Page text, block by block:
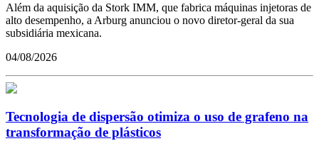
Além da aquisição da Stork IMM, que fabrica máquinas injetoras de
alto desempenho, a Arburg anunciou o novo diretor-geral da sua
subsidiária mexicana.
04/08/2026
Tecnologia de dispersão otimiza o uso de grafeno na
transformação de plásticos